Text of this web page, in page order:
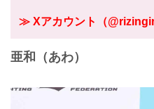
≫ Xアカウント（
亜和（あわ）